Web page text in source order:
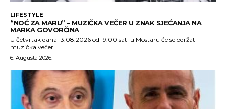
LIFESTYLE
“NOĆ ZA MARU” – MUZIČKA VEČER U ZNAK SJEĆANJA NA
MARKA GOVORČINA
U četvrtak dana 13.08.2026 od 19:00 sati u Mostaru će se održati
muzička večer...
6. Augusta 2026.